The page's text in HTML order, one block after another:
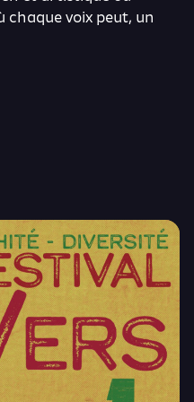
chaque voix peut, un